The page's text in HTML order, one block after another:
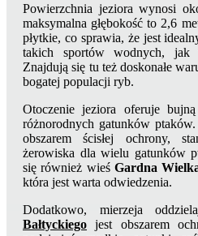
Powierzchnia jeziora wynosi
maksymalna głębokość to 2,6
płytkie, co sprawia, że jest
takich sportów wodnych, jak
Znajdują się tu też doskonałe
bogatej populacji ryb.
Otoczenie jeziora oferuje
różnorodnych gatunków
obszarem ścisłej ochrony,
żerowiska dla wielu gatunków
się również wieś Gardna
która jest warta odwiedzenia.
Dodatkowo, mierzeja
Bałtyckiego jest obszarem